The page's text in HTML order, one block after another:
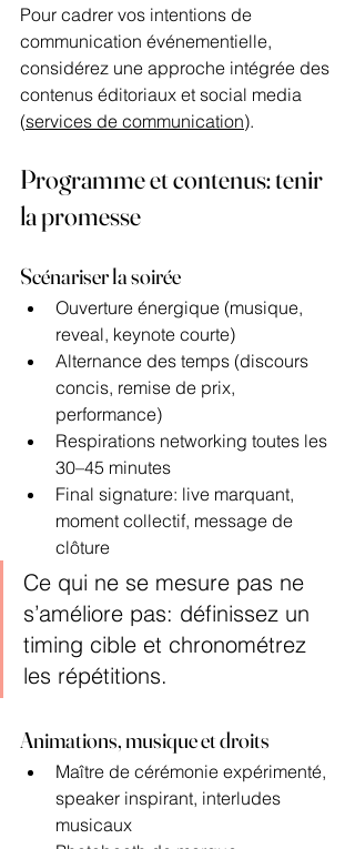
Pour cadrer vos intentions de
communication événementielle,
considérez une approche intégrée des
contenus éditoriaux et social media
(services de communication).
Programme et contenus: tenir
la promesse
Scénariser la soirée
Ouverture énergique (musique,
reveal, keynote courte)
Alternance des temps (discours
concis, remise de prix,
performance)
Respirations networking toutes les
30–45 minutes
Final signature: live marquant,
moment collectif, message de
clôture
Ce qui ne se mesure pas ne
s’améliore pas: définissez un
timing cible et chronométrez
les répétitions.
Animations, musique et droits
Maître de cérémonie expérimenté,
speaker inspirant, interludes
musicaux